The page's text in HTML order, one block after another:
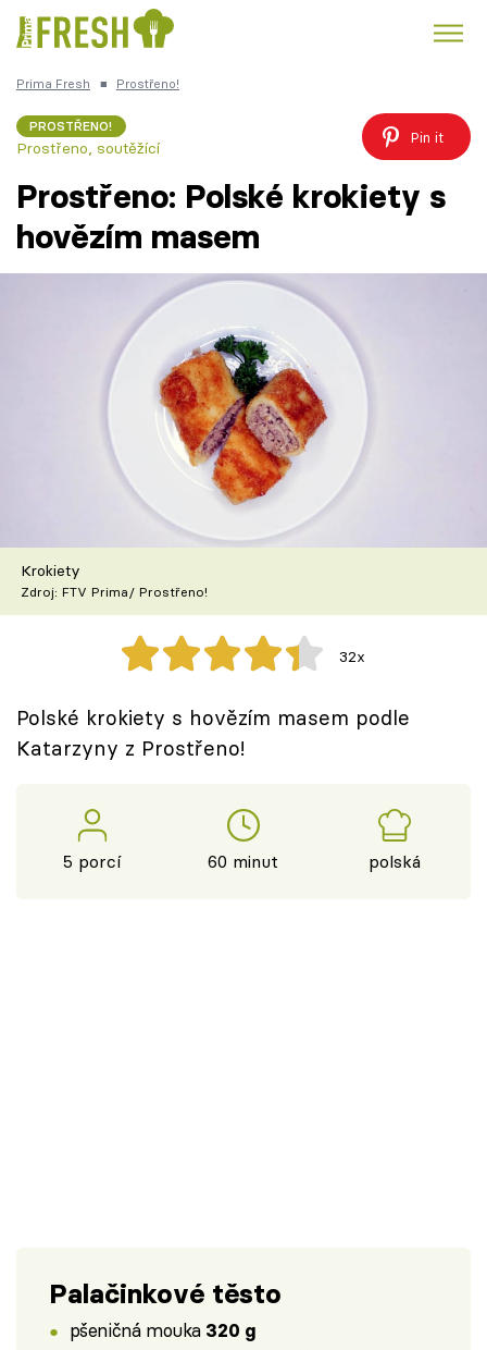
Česká kuchyně
TV Program
Škola vaření
Recepty z TV
Speciál: Cuketa
Těhotnej kuchař
Sledujte prima+
Sledujte nás
Prima Fresh ■ Prostřeno!
PROSTŘENO!
Prostřeno, soutěžící
Pin it
Prostřeno: Polské krokiety s
hovězím masem
Krokiety
Zdroj: FTV Prima/ Prostřeno!
32x
Polské krokiety s hovězím masem podle
Katarzyny z Prostřeno!
5 porcí 60 minut polská
Palačinkové těsto
pšeničná mouka 320 g